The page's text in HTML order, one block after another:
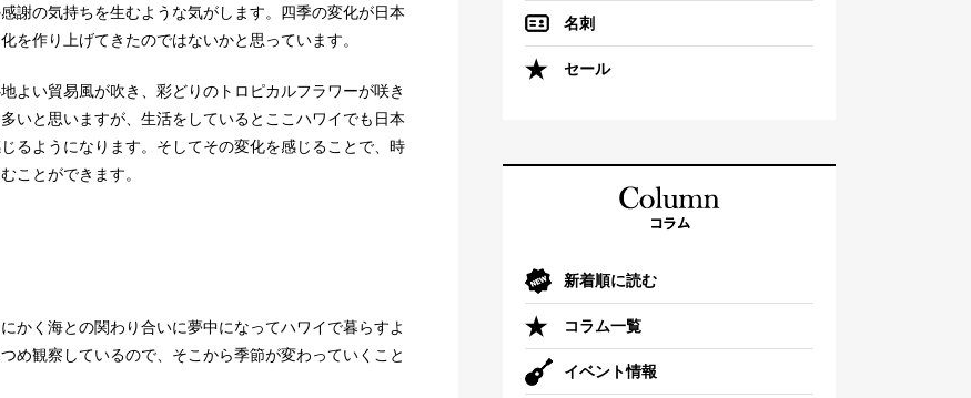
謝の気持ちを生むような気がします。四季の変化が日本
を作り上げてきたのではないかと思っています。
よい貿易風が吹き、彩どりのトロピカルフラワーが咲き
いと思いますが、生活をしているとここハワイでも日本
るようになります。そしてその変化を感じることで、時
ことができます。
かく海との関わり合いに夢中になってハワイで暮らすよ
め観察しているので、そこから季節が変わっていくこと
名刺
セール
新着順に読む
コラム一覧
イベント情報